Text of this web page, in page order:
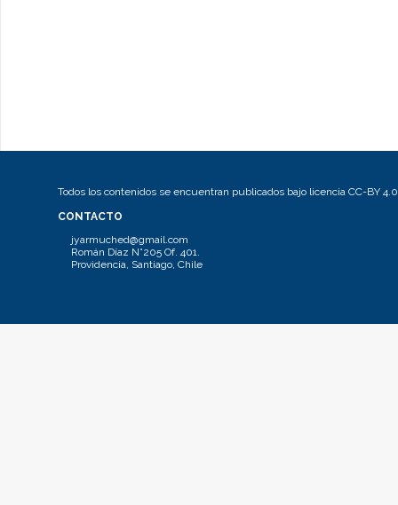
Todos los contenidos se encuentran publicados bajo licencia CC-BY 4.0
CONTACTO
jyarmuched@gmail.com
Román Díaz N°205 Of. 401.
Providencia, Santiago, Chile